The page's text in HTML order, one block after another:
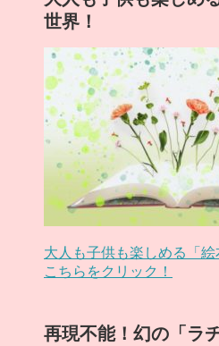
世界！
大人も子供も楽しめる「
こちらをクリック！
再現不能！幻の「ラ